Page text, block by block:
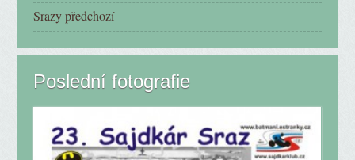
Srazy předchozí
Poslední fotografie